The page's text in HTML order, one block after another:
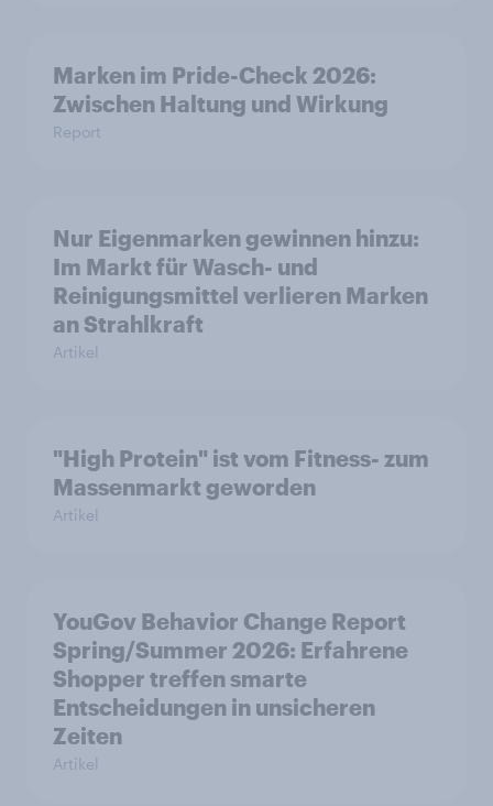
Marken im Pride-Check 2026:
Zwischen Haltung und Wirkung
Report
Nur Eigenmarken gewinnen hinzu:
Im Markt für Wasch- und
Reinigungsmittel verlieren Marken
an Strahlkraft
Artikel
"High Protein" ist vom Fitness- zum
Massenmarkt geworden
Artikel
YouGov Behavior Change Report
Spring/Summer 2026: Erfahrene
Shopper treffen smarte
Entscheidungen in unsicheren
Zeiten
Artikel